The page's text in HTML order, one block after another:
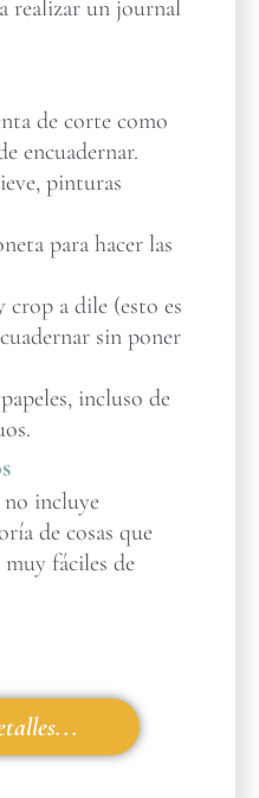
realizar un journal
de corte como
encuadernar.
pinturas
para hacer las
crop a dile (esto es
sin poner
incluso de
incluye
de cosas que
fáciles de